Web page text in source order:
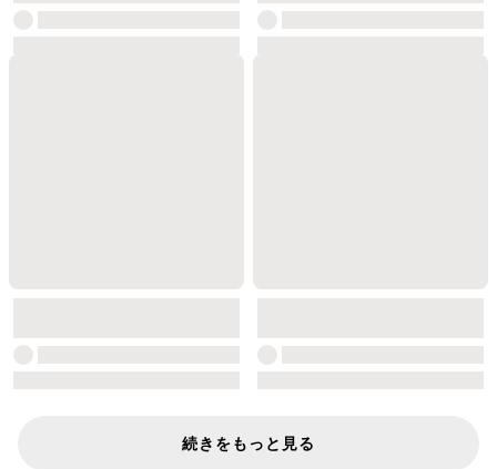
続きをもっと見る